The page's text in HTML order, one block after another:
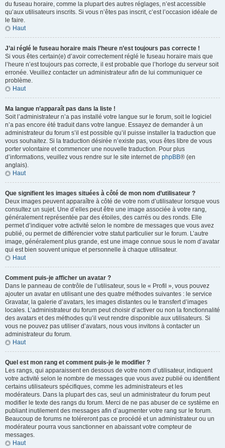
du fuseau horaire, comme la plupart des autres réglages, n’est accessible
qu’aux utilisateurs inscrits. Si vous n’êtes pas inscrit, c’est l’occasion idéale de
le faire.
Haut
J’ai réglé le fuseau horaire mais l’heure n’est toujours pas correcte !
Si vous êtes certain(e) d’avoir correctement réglé le fuseau horaire mais que
l’heure n’est toujours pas correcte, il est probable que l’horloge du serveur soit
erronée. Veuillez contacter un administrateur afin de lui communiquer ce
problème.
Haut
Ma langue n’apparaît pas dans la liste !
Soit l’administrateur n’a pas installé votre langue sur le forum, soit le logiciel
n’a pas encore été traduit dans votre langue. Essayez de demander à un
administrateur du forum s’il est possible qu’il puisse installer la traduction que
vous souhaitez. Si la traduction désirée n’existe pas, vous êtes libre de vous
porter volontaire et commencer une nouvelle traduction. Pour plus
d’informations, veuillez vous rendre sur le site internet de phpBB® (en
anglais).
Haut
Que signifient les images situées à côté de mon nom d’utilisateur ?
Deux images peuvent apparaître à côté de votre nom d’utilisateur lorsque vous
consultez un sujet. Une d’elles peut être une image associée à votre rang,
généralement représentée par des étoiles, des carrés ou des ronds. Elle
permet d’indiquer votre activité selon le nombre de messages que vous avez
publié, ou permet de différencier votre statut particulier sur le forum. L’autre
image, généralement plus grande, est une image connue sous le nom d’avatar
qui est bien souvent unique et personnelle à chaque utilisateur.
Haut
Comment puis-je afficher un avatar ?
Dans le panneau de contrôle de l’utilisateur, sous le « Profil », vous pouvez
ajouter un avatar en utilisant une des quatre méthodes suivantes : le service
Gravatar, la galerie d’avatars, les images distantes ou le transfert d’images
locales. L’administrateur du forum peut choisir d’activer ou non la fonctionnalité
des avatars et des méthodes qu’il veut rendre disponible aux utilisateurs. Si
vous ne pouvez pas utiliser d’avatars, nous vous invitons à contacter un
administrateur du forum.
Haut
Quel est mon rang et comment puis-je le modifier ?
Les rangs, qui apparaissent en dessous de votre nom d’utilisateur, indiquent
votre activité selon le nombre de messages que vous avez publié ou identifient
certains utilisateurs spécifiques, comme les administrateurs et les
modérateurs. Dans la plupart des cas, seul un administrateur du forum peut
modifier le texte des rangs du forum. Merci de ne pas abuser de ce système en
publiant inutilement des messages afin d’augmenter votre rang sur le forum.
Beaucoup de forums ne toléreront pas ce procédé et un administrateur ou un
modérateur pourra vous sanctionner en abaissant votre compteur de
messages.
Haut